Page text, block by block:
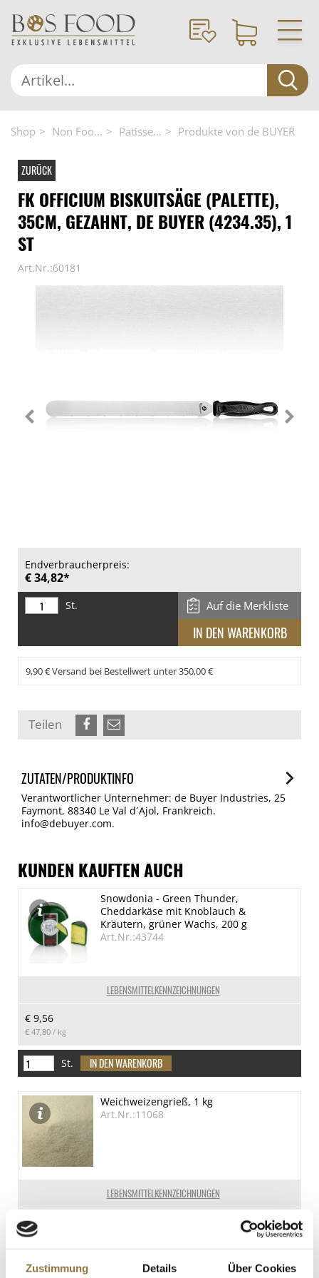
Zustimmung Details Über Cookies
Shop Non Foo... Patisse... Produkte von de BUYER
ZURÜCK
FK OFFICIUM BISKUITSÄGE (PALETTE),
35CM, GEZAHNT, DE BUYER (4234.35), 1
ST
Art.Nr.:60181
Endverbraucherpreis:
€ 34,82*
St. Auf die Merkliste
9,90 € Versand bei Bestellwert unter 350,00 €
Teilen
ZUTATEN/PRODUKTINFO
Verantwortlicher Unternehmer: de Buyer Industries, 25
Faymont, 88340 Le Val d´Ajol, Frankreich.
info@debuyer.com.
KUNDEN KAUFTEN AUCH
LEBENSMITTELKENNZEICHNUNGEN
Snowdonia - Green Thunder,
Cheddarkäse mit Knoblauch &
Kräutern, grüner Wachs, 200 g
Art.Nr.:43744
€ 9,56
€ 47,80 / kg
St.
LEBENSMITTELKENNZEICHNUNGEN
Weichweizengrieß, 1 kg
Art.Nr.:11068
€ 3,79
St.